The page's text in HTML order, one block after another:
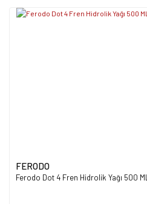
FERODO
Ferodo Dot 4 Fren Hidrolik Yağı 500 ML